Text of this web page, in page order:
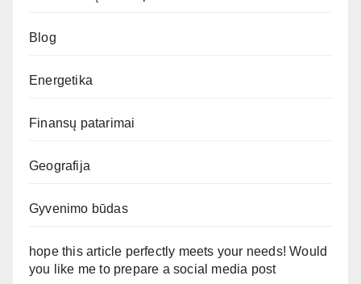
Blog
Energetika
Finansų patarimai
Geografija
Gyvenimo būdas
hope this article perfectly meets your needs! Would
you like me to prepare a social media post